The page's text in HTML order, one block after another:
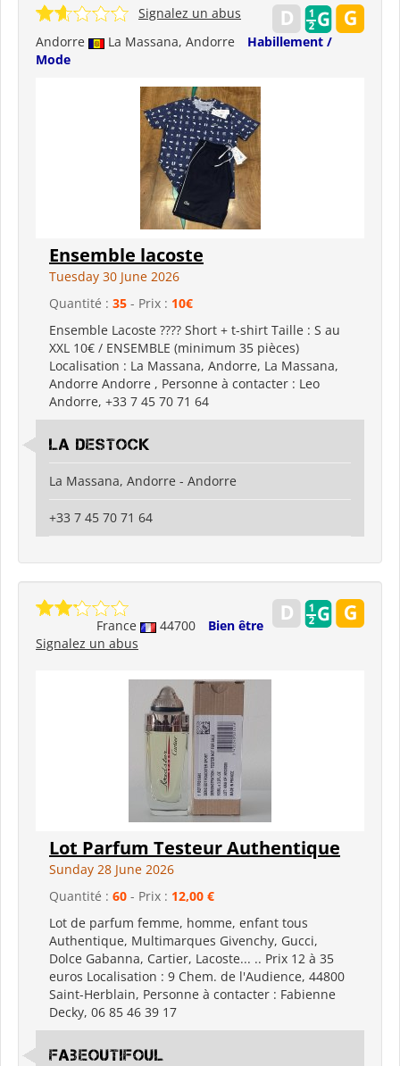
Andorre La Massana, Andorre
Habillement /
Mode
Signalez un abus
Ensemble lacoste
Tuesday 30 June 2026
Quantité : 35 - Prix : 10€
Ensemble Lacoste ???? Short + t-shirt Taille : S au
XXL 10€ / ENSEMBLE (minimum 35 pièces)
Localisation : La Massana, Andorre, La Massana,
Andorre Andorre , Personne à contacter : Leo
Andorre, +33 7 45 70 71 64
LA Destock
La Massana, Andorre - Andorre
+33 7 45 70 71 64
France 44700
Bien être
Signalez un abus
Lot Parfum Testeur Authentique
Sunday 28 June 2026
Quantité : 60 - Prix : 12,00 €
Lot de parfum femme, homme, enfant tous
Authentique, Multimarques Givenchy, Gucci,
Dolce Gabanna, Cartier, Lacoste... .. Prix 12 à 35
euros Localisation : 9 Chem. de l'Audience, 44800
Saint-Herblain, Personne à contacter : Fabienne
Decky, 06 85 46 39 17
Fabeoutifoul